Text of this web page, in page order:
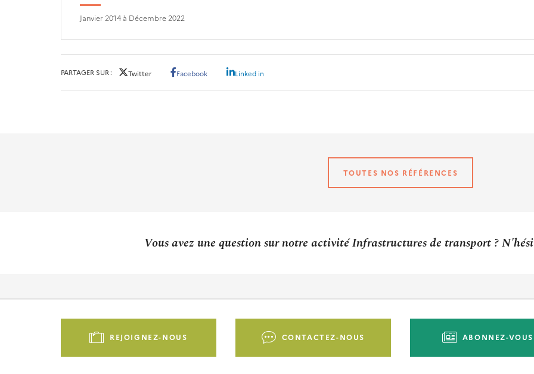
Janvier 2014 à Décembre 2022
PARTAGER SUR Twitter Facebook Linked in
TOUTES NOS RÉFÉRENCES
Vous avez une question sur notre activité Infrastructures de transport ?
Pied
REJOIGNEZ-NOUS CONTACTEZ-NOUS ABONNEZ-VOUS